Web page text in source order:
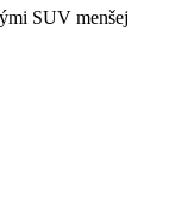
SUV menšej